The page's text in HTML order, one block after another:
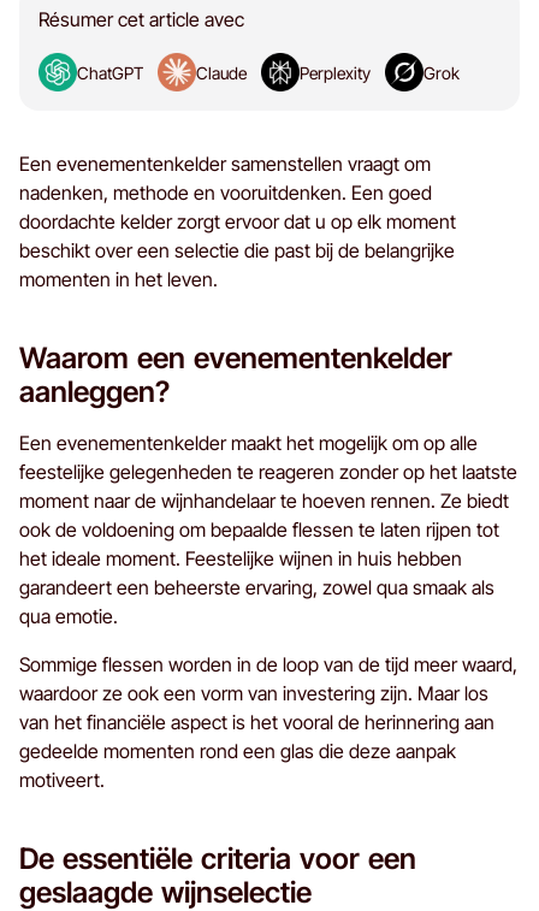
Résumer cet article avec
ChatGPT Claude Perplexity Grok
Een evenementenkelder samenstellen vraagt om
nadenken, methode en vooruitdenken. Een goed
doordachte kelder zorgt ervoor dat u op elk moment
beschikt over een selectie die past bij de belangrijke
momenten in het leven.
Waarom een evenementenkelder
aanleggen?
Een evenementenkelder maakt het mogelijk om op alle
feestelijke gelegenheden te reageren zonder op het laatste
moment naar de wijnhandelaar te hoeven rennen. Ze biedt
ook de voldoening om bepaalde flessen te laten rijpen tot
het ideale moment. Feestelijke wijnen in huis hebben
garandeert een beheerste ervaring, zowel qua smaak als
qua emotie.
Sommige flessen worden in de loop van de tijd meer waard,
waardoor ze ook een vorm van investering zijn. Maar los
van het financiële aspect is het vooral de herinnering aan
gedeelde momenten rond een glas die deze aanpak
motiveert.
De essentiële criteria voor een
geslaagde wijnselectie